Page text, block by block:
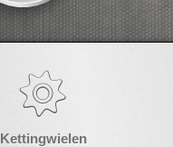
Kettingwielen